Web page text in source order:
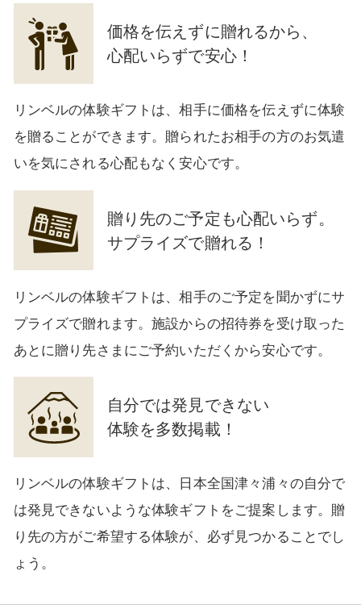
価格を伝えずに贈れるから、
心配いらずで安心！
リンベルの体験ギフトは、相手に価格を伝えずに体験
を贈ることができます。贈られたお相手の方のお気遣
いを気にされる心配もなく安心です。
贈り先のご予定も心配いらず。
サプライズで贈れる！
リンベルの体験ギフトは、相手のご予定を聞かずにサ
プライズで贈れます。施設からの招待券を受け取った
あとに贈り先さまにご予約いただくから安心です。
自分では発見できない
体験を多数掲載！
リンベルの体験ギフトは、日本全国津々浦々の自分で
は発見できないような体験ギフトをご提案します。贈
り先の方がご希望する体験が、必ず見つかることでし
ょう。